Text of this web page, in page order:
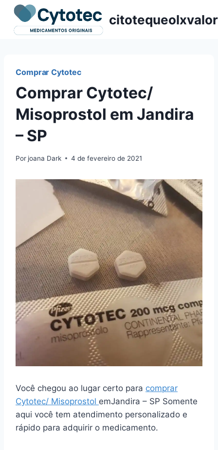
Pular
para
citotequeolxvalor
Comprar Cytotec
Comprar Cytotec/
Misoprostol em Jandira
– SP
Por joana Dark 4 de fevereiro de 2021
Você chegou ao lugar certo para comprar
Cytotec/ Misoprostol emJandira – SP Somente
aqui você tem atendimento personalizado e
rápido para adquirir o medicamento.